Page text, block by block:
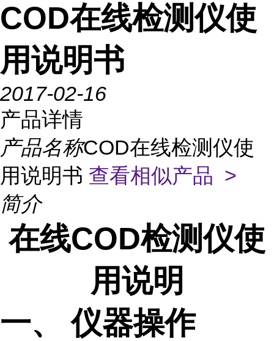
COD在线检测仪使
用说明书
2017-02-16
产品详情
产品名称COD在线检测仪使
用说明书 查看相似产品 >
简介
在线COD检测仪使
用说明
一、
仪器操作